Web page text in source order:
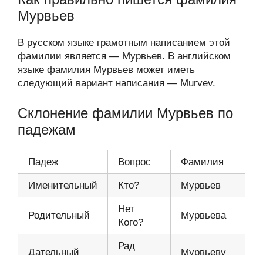
Мурвьев
В русском языке грамотным написанием этой
фамилии является — Мурвьев. В английском
языке фамилия Мурвьев может иметь
следующий вариант написания — Murvev.
Склонение фамилии Мурвьев по
падежам
Падеж Вопрос Фамилия
Именительный Кто? Мурвьев
Родительный
Нет
Кого?
Мурвьева
Дательный
Рад
Мурвьеву